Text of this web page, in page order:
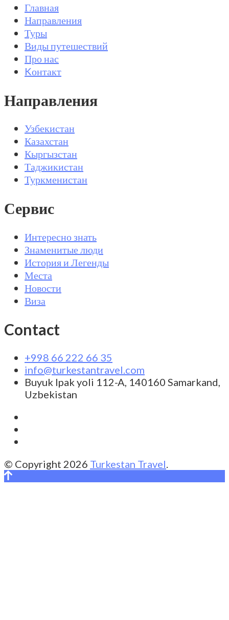
Главная
Направления
Туры
Виды путешествий
Про нас
Kонтакт
Направления
Узбекистан
Казахстан
Кыргызстан
Таджикистан
Туркменистан
Сервис
Интересно знать
Знаменитые люди
История и Легенды
Места
Новости
Виза
Contact
+998 66 222 66 35
info@turkestantravel.com
Buyuk Ipak yoli 112-A, 140160 Samarkand,
Uzbekistan
© Copyright 2026 Turkestan Travel.